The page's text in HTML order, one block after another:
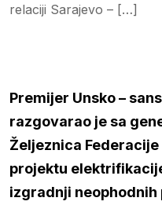
relaciji Sarajevo – […]
Premijer Unsko –
razgovarao je sa
Željeznica Federacije
projektu
izgradnji neophodnih